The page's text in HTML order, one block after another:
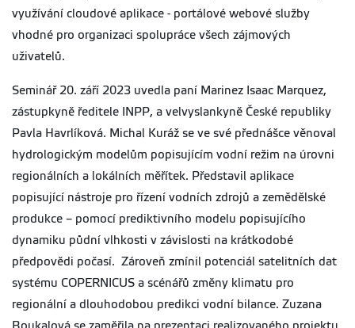
využívání cloudové aplikace - portálové webové služby
vhodné pro organizaci spolupráce všech zájmových
uživatelů.
Seminář 20. září 2023 uvedla paní Marinez Isaac Marquez,
zástupkyně ředitele INPP, a velvyslankyně České republiky
Pavla Havrlíková. Michal Kuráž se ve své přednášce věnoval
hydrologickým modelům popisujícím vodní režim na úrovni
regionálních a lokálních měřítek. Představil aplikace
popisující nástroje pro řízení vodních zdrojů a zemědělské
produkce – pomocí prediktivního modelu popisujícího
dynamiku půdní vlhkosti v závislosti na krátkodobé
předpovědi počasí. Zároveň zmínil potenciál satelitních dat
systému COPERNICUS a scénářů změny klimatu pro
regionální a dlouhodobou predikci vodní bilance. Zuzana